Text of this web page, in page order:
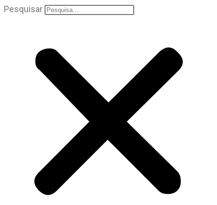
Pesquisar